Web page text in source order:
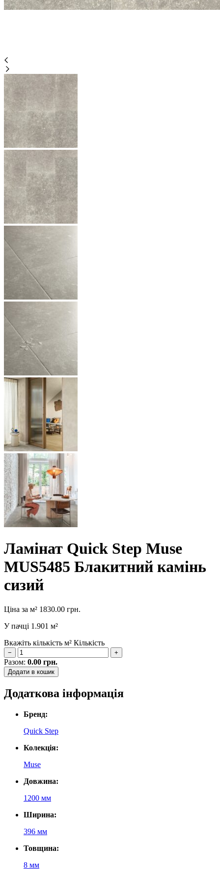
Ламінат Quick Step Muse
MUS5485 Блакитний камінь
сизий
Ціна за м² 1830.00 грн.
У пачці 1.901 м²
Вкажіть кількість м² Кількість
− +
Разом: 0.00 грн.
Додати в кошик
Додаткова інформація
Бренд:
Quick Step
Колекція:
Muse
Довжина:
1200 мм
Ширина:
396 мм
Товщина:
8 мм